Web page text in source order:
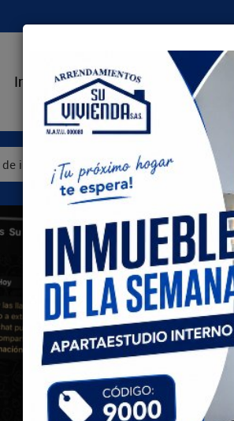
Inicio Nosotros Ventas
inmueble Todas las ciudades